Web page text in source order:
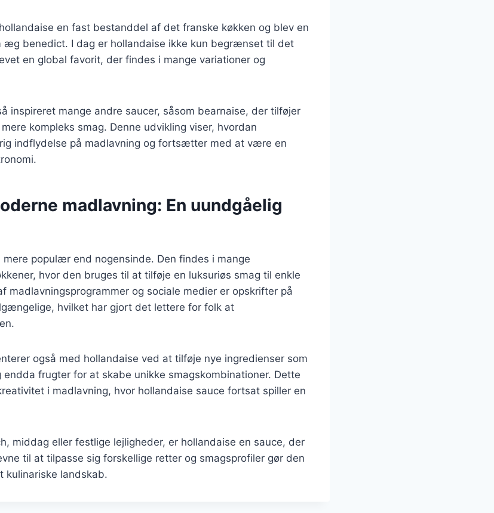
en fast bestanddel af det franske køkken og blev en
æg benedict. I dag er hollandaise ikke kun begrænset til det
en global favorit, der findes i mange variationer og
inspireret mange andre saucer, såsom bearnaise, der tilføjer
kompleks smag. Denne udvikling viser, hvordan
indflydelse på madlavning og fortsætter med at være en
madlavning: En uundgåelig
mere populær end nogensinde. Den findes i mange
hvor den bruges til at tilføje en luksuriøs smag til enkle
madlavningsprogrammer og sociale medier er opskrifter på
hvilket har gjort det lettere for folk at
også med hollandaise ved at tilføje nye ingredienser som
frugter for at skabe unikke smagskombinationer. Dette
i madlavning, hvor hollandaise sauce fortsat spiller en
middag eller festlige lejligheder, er hollandaise en sauce, der
til at tilpasse sig forskellige retter og smagsprofiler gør den
kulinariske landskab.